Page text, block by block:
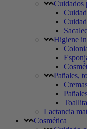
Cuidados
Higiene
Pañales,
Lactancia
Cosmética